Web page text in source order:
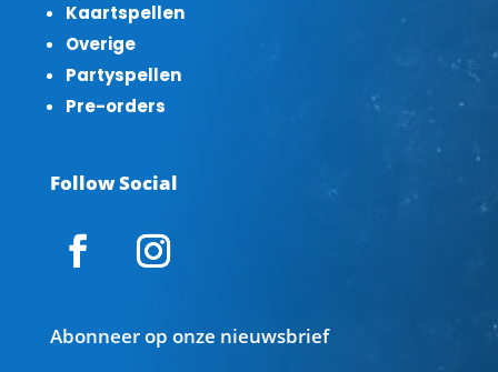
Kaartspellen
Overige
Partyspellen
Pre-orders
Follow Social
Abonneer op onze nieuwsbrief